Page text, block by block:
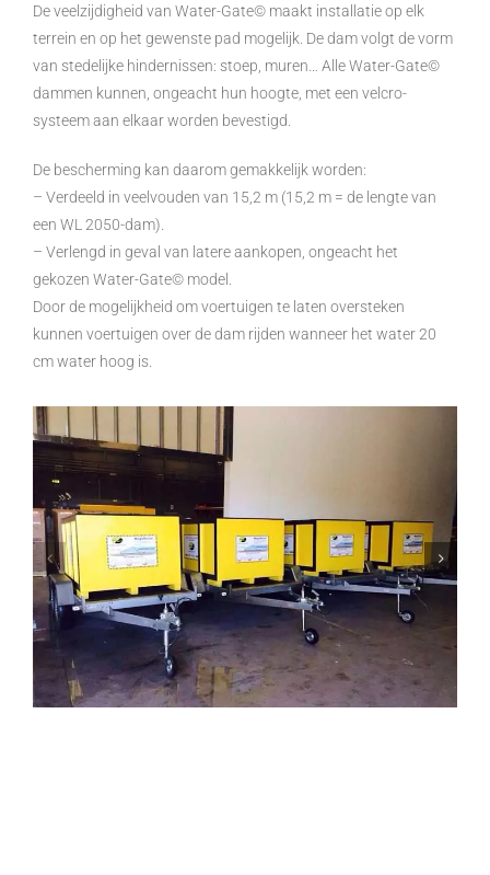
De veelzijdigheid van Water-Gate© maakt installatie op elk
terrein en op het gewenste pad mogelijk. De dam volgt de vorm
van stedelijke hindernissen: stoep, muren… Alle Water-Gate©
dammen kunnen, ongeacht hun hoogte, met een velcro-
systeem aan elkaar worden bevestigd.
De bescherming kan daarom gemakkelijk worden:
– Verdeeld in veelvouden van 15,2 m (15,2 m = de lengte van
een WL 2050-dam).
– Verlengd in geval van latere aankopen, ongeacht het
gekozen Water-Gate© model.
Door de mogelijkheid om voertuigen te laten oversteken
kunnen voertuigen over de dam rijden wanneer het water 20
cm water hoog is.